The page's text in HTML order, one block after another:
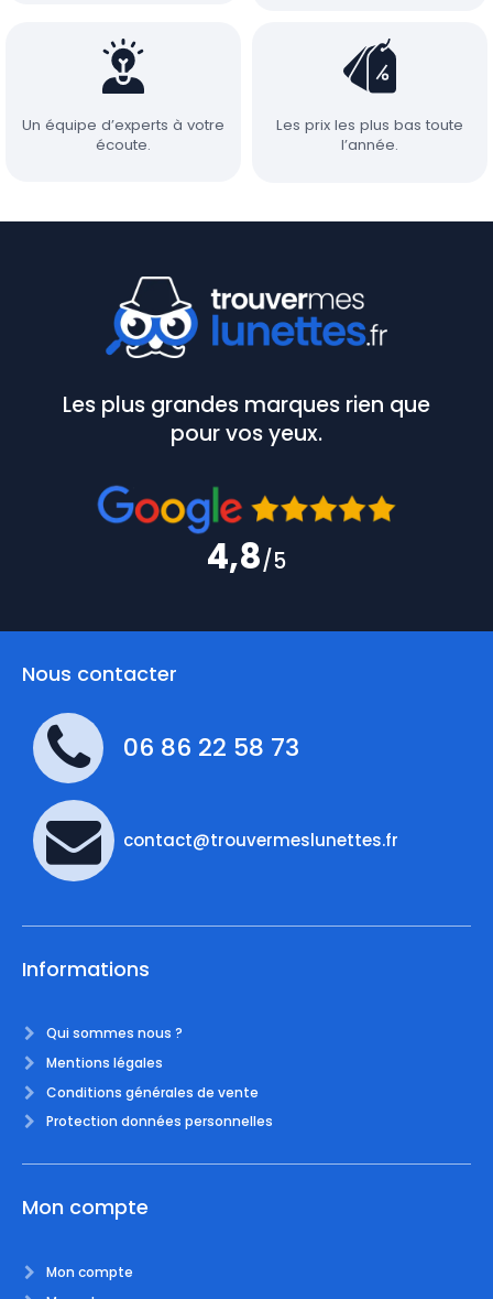
Un équipe d’experts à votre
écoute.
Les prix les plus bas toute
l’année.
Les plus grandes marques rien que
pour vos yeux.
4,8/5
Nous contacter
06 86 22 58 73
contact@trouvermeslunettes.fr
Informations
Qui sommes nous ?
Mentions légales
Conditions générales de vente
Protection données personnelles
Mon compte
Mon compte